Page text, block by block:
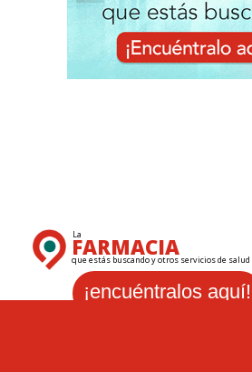
¡encuéntralos aquí!
FARMACIA
que estás buscando y otros servicios de salud